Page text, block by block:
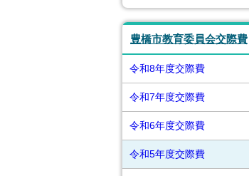
豊橋市教育委員会交際費
令和8年度交際費
令和7年度交際費
令和6年度交際費
令和5年度交際費